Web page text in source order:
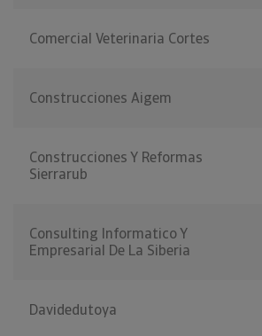
Comercial Veterinaria Cortes
Construcciones Aigem
Construcciones Y Reformas
Sierrarub
Consulting Informatico Y
Empresarial De La Siberia
Davidedutoya